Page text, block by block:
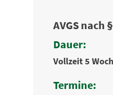
AVGS nach
Dauer:
Vollzeit 5
Termine: